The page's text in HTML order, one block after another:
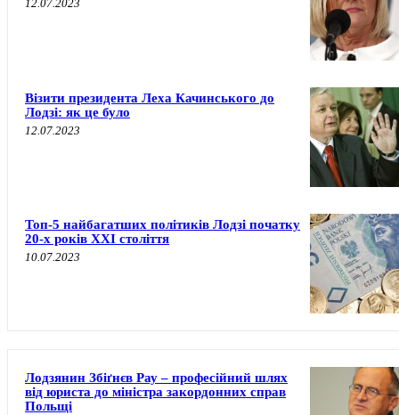
12.07.2023
Візити президента Леха Качинського до
Лодзі: як це було
12.07.2023
Топ-5 найбагатших політиків Лодзі початку
20-х років XXI століття
10.07.2023
Лодзянин Збіґнєв Рау – професійний шлях
від юриста до міністра закордонних справ
Польщі